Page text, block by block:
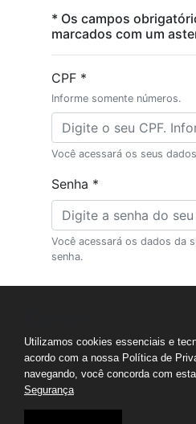
* Os campos
marcados com um
CPF *
Informe somente números.
Você acessará os seus
Senha *
Você acessará os dados da
senha.
Avenida Mariland, 636 -
Utilizamos cookies essenciais e
acordo com a nossa Política de
navegando, você concorda com
Segurança